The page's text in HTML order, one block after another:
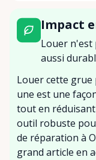
Impact
Louer n'est
aussi
Louer cette grue
une est une
tout en
outil robuste
de réparation à
grand article en